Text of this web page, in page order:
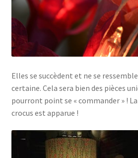
Elles se succèdent et ne se
certaine. Cela sera bien des pièces
pourront point se « commander » !
crocus est apparue !